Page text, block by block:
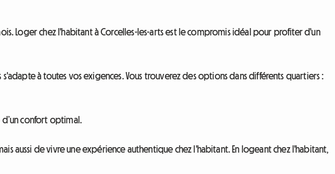
Loger chez l'habitant à Corcelles-les-arts est le compromis idéal pour profiter d'un
à toutes vos exigences. Vous trouverez des options dans différents quartiers :
confort optimal.
de vivre une expérience authentique chez l'habitant. En logeant chez l'habitant,